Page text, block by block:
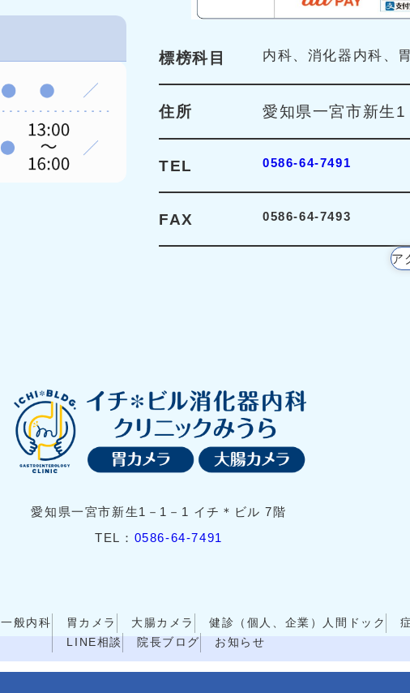
標榜科目 内科、消化器内科、
住所 愛知県一宮市新生
TEL 0586-64-7491
FAX 0586-64-7493
ア
愛知県一宮市新生1－1－1 イチ＊ビル 7階
TEL： 0586-64-7491
一般内科 胃カメラ 大腸カメラ 健診（個人、企業）人間ドック
LINE相談
院長ブログ お知らせ